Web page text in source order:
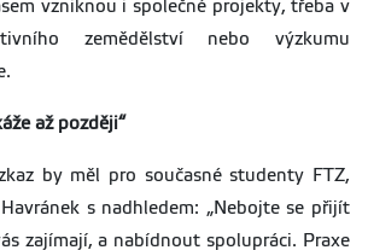
vzniknou i společné projekty, třeba v
zemědělství nebo výzkumu
až později“
by měl pro současné studenty FTZ,
s nadhledem: „Nebojte se přijít
zajímají, a nabídnout spolupráci. Praxe